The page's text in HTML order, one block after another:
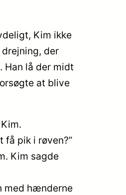
Kim ikke
der
Han lå der midt
at blive
få pik i røven?”
Kim sagde
med hænderne